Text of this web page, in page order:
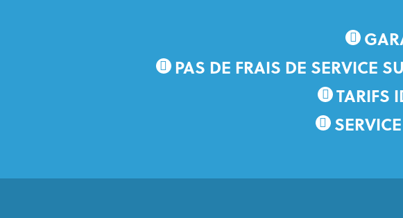
PAS DE FRAIS DE SERVICE
TARIFS